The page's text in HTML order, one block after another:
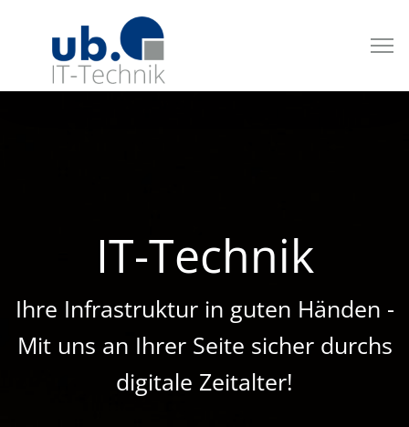
IT-Technik
Ihre Infrastruktur in guten Händen -
Mit uns an Ihrer Seite sicher durchs
digitale Zeitalter!